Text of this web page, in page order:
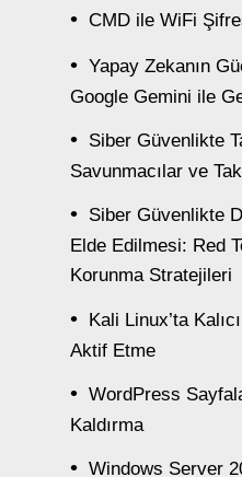
CMD ile WiFi
Yapay Zekanın
Google Gemini ile
Siber Güvenlikte
Savunmacılar ve
Siber Güvenlikte
Elde Edilmesi: Red
Korunma Stratejileri
Kali Linux’ta
Aktif Etme
WordPress
Kaldırma
Windows Server